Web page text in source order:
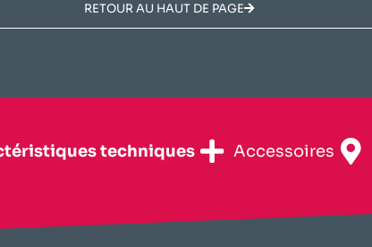
RETOUR AU HAUT DE PAGE
techniques​ Accessoires